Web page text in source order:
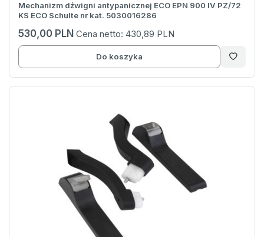
Mechanizm dźwigni antypanicznej ECO EPN 900 IV PZ/72
KS ECO Schulte nr kat. 5030016286
530,00 PLN Cena netto: 430,89 PLN
Do koszyka